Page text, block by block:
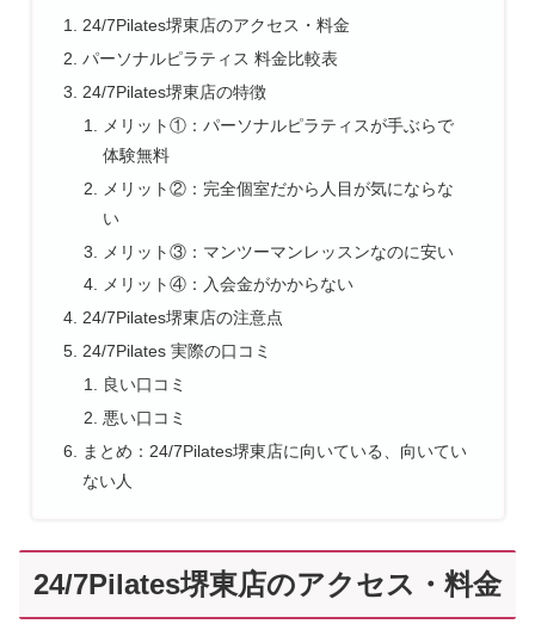
24/7Pilates堺東店のアクセス・料金
パーソナルピラティス 料金比較表
24/7Pilates堺東店の特徴
メリット①：パーソナルピラティスが手ぶらで
体験無料
メリット②：完全個室だから人目が気にならな
い
メリット③：マンツーマンレッスンなのに安い
メリット④：入会金がかからない
24/7Pilates堺東店の注意点
24/7Pilates 実際の口コミ
良い口コミ
悪い口コミ
まとめ：24/7Pilates堺東店に向いている、向いてい
ない人
24/7Pilates堺東店のアクセス・料金